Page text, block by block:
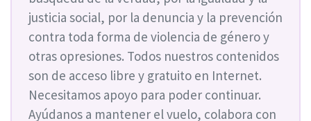
justicia social, por la denuncia y la prevención
contra toda forma de violencia de género y
otras opresiones. Todos nuestros contenidos
son de acceso libre y gratuito en Internet.
Necesitamos apoyo para poder continuar.
Ayúdanos a mantener el vuelo, colabora con